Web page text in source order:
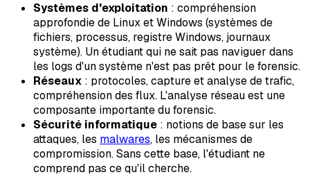
Systèmes d'exploitation : compréhension
approfondie de Linux et Windows (systèmes de
fichiers, processus, registre Windows, journaux
système). Un étudiant qui ne sait pas naviguer dans
les logs d'un système n'est pas prêt pour le forensic.
Réseaux : protocoles, capture et analyse de trafic,
compréhension des flux. L'analyse réseau est une
composante importante du forensic.
Sécurité informatique : notions de base sur les
attaques, les malwares, les mécanismes de
compromission. Sans cette base, l'étudiant ne
comprend pas ce qu'il cherche.